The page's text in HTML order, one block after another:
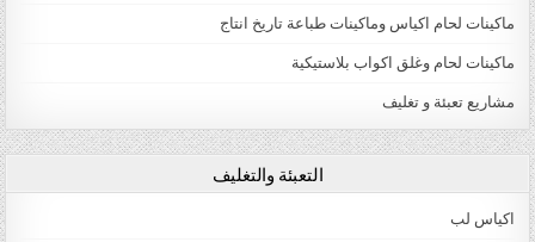
ماكينات لحام اكياس وماكينات طباعة تاريخ انتاج
ماكينات لحام وغلق اكواب بلاستيكية
مشاريع تعبئة و تغليف
التعبئة والتغليف
اكياس لب